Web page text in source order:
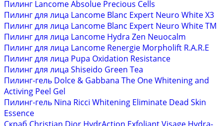
Пилинг Lancome Absolue Precious Cells
Пилинг для лица Lancome Blanc Expert Neuro White X3
Пилинг для лица Lancome Blanc Expert Neuro White ТМ
Пилинг для лица Lancome Hydra Zen Neuocalm
Пилинг для лица Lancome Renergie Morpholift R.A.R.E
Пилинг для лица Pupa Oxidation Resistance
Пилинг для лица Shiseido Green Tea
Пилинг-гель Dolce & Gabbana The One Whitening and
Activing Peel Gel
Пилинг-гель Nina Ricci Whitening Eliminate Dead Skin
Essence